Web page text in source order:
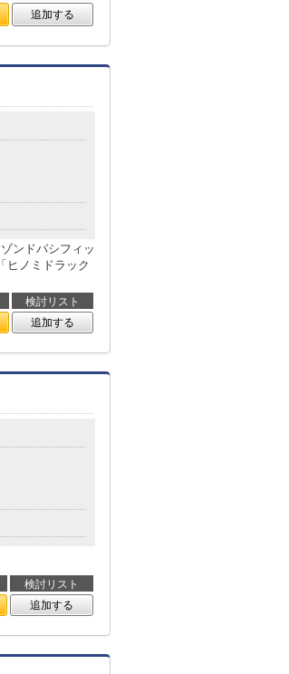
追加する
ンドパシフィッ
ヒノミドラック
検討リスト
追加する
検討リスト
追加する